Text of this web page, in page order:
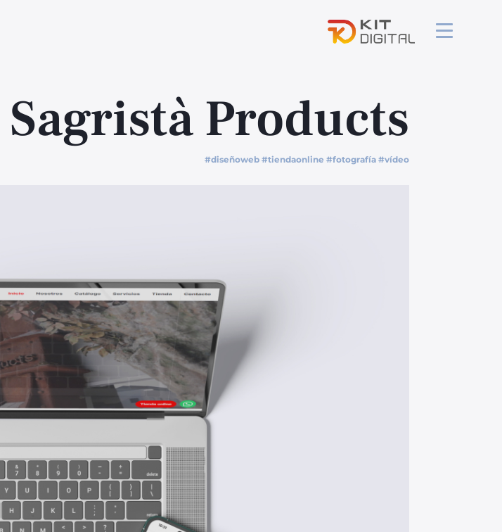
Sagristà Products
#diseñoweb #tiendaonline #fotografía #vídeo